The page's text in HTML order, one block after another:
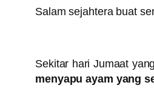
Salam sejahtera buat
Sekitar hari Jumaat
menyapu ayam yang